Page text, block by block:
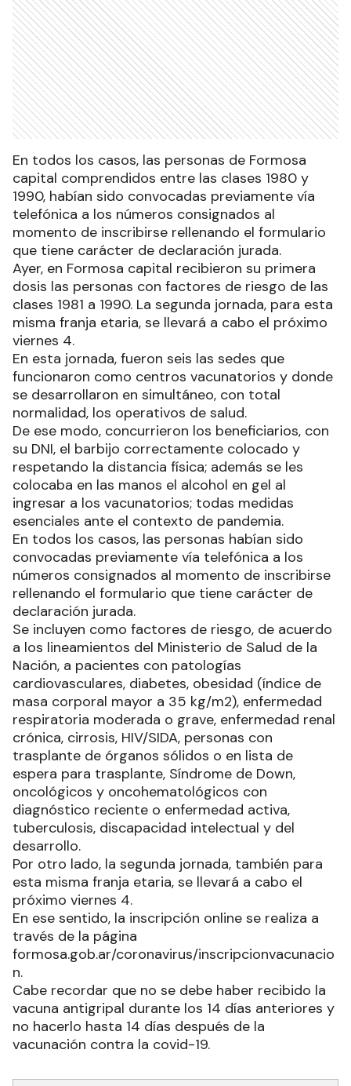
En todos los casos, las personas de Formosa
capital comprendidos entre las clases 1980 y
1990, habían sido convocadas previamente vía
telefónica a los números consignados al
momento de inscribirse rellenando el formulario
que tiene carácter de declaración jurada.
Ayer, en Formosa capital recibieron su primera
dosis las personas con factores de riesgo de las
clases 1981 a 1990. La segunda jornada, para esta
misma franja etaria, se llevará a cabo el próximo
viernes 4.
En esta jornada, fueron seis las sedes que
funcionaron como centros vacunatorios y donde
se desarrollaron en simultáneo, con total
normalidad, los operativos de salud.
De ese modo, concurrieron los beneficiarios, con
su DNI, el barbijo correctamente colocado y
respetando la distancia física; además se les
colocaba en las manos el alcohol en gel al
ingresar a los vacunatorios; todas medidas
esenciales ante el contexto de pandemia.
En todos los casos, las personas habían sido
convocadas previamente vía telefónica a los
números consignados al momento de inscribirse
rellenando el formulario que tiene carácter de
declaración jurada.
Se incluyen como factores de riesgo, de acuerdo
a los lineamientos del Ministerio de Salud de la
Nación, a pacientes con patologías
cardiovasculares, diabetes, obesidad (índice de
masa corporal mayor a 35 kg/m2), enfermedad
respiratoria moderada o grave, enfermedad renal
crónica, cirrosis, HIV/SIDA, personas con
trasplante de órganos sólidos o en lista de
espera para trasplante, Síndrome de Down,
oncológicos y oncohematológicos con
diagnóstico reciente o enfermedad activa,
tuberculosis, discapacidad intelectual y del
desarrollo.
Por otro lado, la segunda jornada, también para
esta misma franja etaria, se llevará a cabo el
próximo viernes 4.
En ese sentido, la inscripción online se realiza a
través de la página
formosa.gob.ar/coronavirus/inscripcionvacunacio
n.
Cabe recordar que no se debe haber recibido la
vacuna antigripal durante los 14 días anteriores y
no hacerlo hasta 14 días después de la
vacunación contra la covid-19.